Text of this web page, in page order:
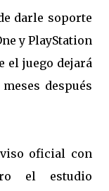
darle soporte
y PlayStation
el juego dejará
después
oficial con
el estudio